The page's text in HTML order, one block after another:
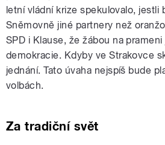
letní vládní krize spekulovalo, jestli
Sněmovně jiné partnery než
SPD i Klause, že žábou na
demokracie. Kdyby ve Strakovce
jednání. Tato úvaha nejspíš bude
volbách.
Za tradiční svět